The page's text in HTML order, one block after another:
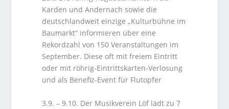
Karden und Andernach sowie die
deutschlandweit einzige „Kulturbühne im
Baumarkt“ informieren über eine
Rekordzahl von 150 Veranstaltungen im
September. Diese oft mit freiem Eintritt
oder mit röhrig-Eintrittskarten-Verlosung
und als Benefiz-Event für Flutopfer
3.9. – 9.10. Der Musikverein Löf lädt zu 7